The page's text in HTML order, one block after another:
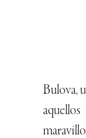
Bulova,
aquellos